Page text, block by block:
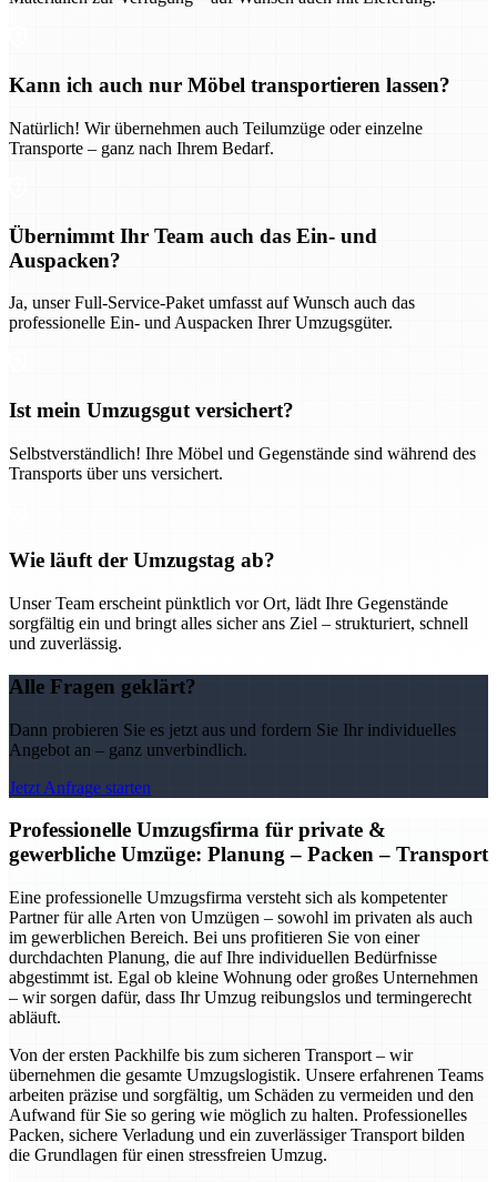
Kann ich auch nur Möbel transportieren lassen?
Natürlich! Wir übernehmen auch Teilumzüge oder einzelne
Transporte – ganz nach Ihrem Bedarf.
Übernimmt Ihr Team auch das Ein- und
Auspacken?
Ja, unser Full-Service-Paket umfasst auf Wunsch auch das
professionelle Ein- und Auspacken Ihrer Umzugsgüter.
Ist mein Umzugsgut versichert?
Selbstverständlich! Ihre Möbel und Gegenstände sind während des
Transports über uns versichert.
Wie läuft der Umzugstag ab?
Unser Team erscheint pünktlich vor Ort, lädt Ihre Gegenstände
sorgfältig ein und bringt alles sicher ans Ziel – strukturiert, schnell
und zuverlässig.
Alle Fragen geklärt?
Dann probieren Sie es jetzt aus und fordern Sie Ihr individuelles
Angebot an – ganz unverbindlich.
Jetzt Anfrage starten
Professionelle Umzugsfirma für private &
gewerbliche Umzüge: Planung – Packen – Transport
Eine professionelle Umzugsfirma versteht sich als kompetenter
Partner für alle Arten von Umzügen – sowohl im privaten als auch
im gewerblichen Bereich. Bei uns profitieren Sie von einer
durchdachten Planung, die auf Ihre individuellen Bedürfnisse
abgestimmt ist. Egal ob kleine Wohnung oder großes Unternehmen
– wir sorgen dafür, dass Ihr Umzug reibungslos und termingerecht
abläuft.
Von der ersten Packhilfe bis zum sicheren Transport – wir
übernehmen die gesamte Umzugslogistik. Unsere erfahrenen Teams
arbeiten präzise und sorgfältig, um Schäden zu vermeiden und den
Aufwand für Sie so gering wie möglich zu halten. Professionelles
Packen, sichere Verladung und ein zuverlässiger Transport bilden
die Grundlagen für einen stressfreien Umzug.